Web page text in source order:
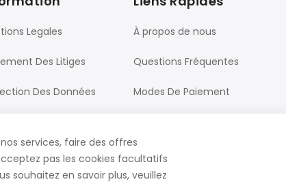
Legales
Des Litiges
Des Données
À propos de nous
Questions Fréquentes
Modes De Paiement
Contact
services, faire des offres
pas les cookies facultatifs
souhaitez en savoir plus, veuillez